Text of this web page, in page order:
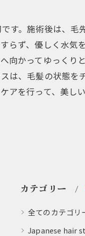
す。施術後は、毛
らず、優しく水気
向かってゆっくり
は、毛髪の状態を
アを行って、美し
カテゴリー
全てのカテゴリ
Japanese hair